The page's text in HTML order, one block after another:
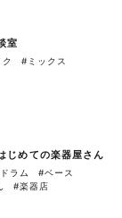
室
#ミックス
じめての楽器屋さん
ラム
#ベース
#楽器店